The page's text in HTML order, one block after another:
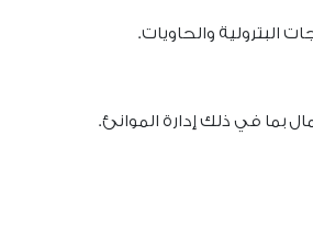
البترولية والحاويات.
بما في ذلك إدارة الموانئ.